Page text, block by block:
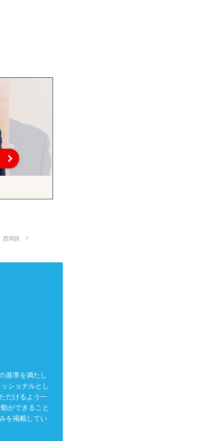
西岡良
基準を満たし
ショナルとし
だけるよう一
ができること
を掲載してい